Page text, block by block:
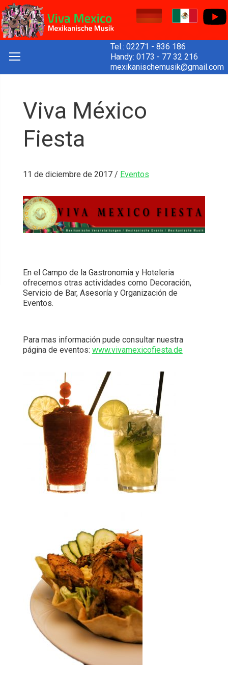
Tel.: 02271 - 836 186
Handy: 0173 - 77 32 216
mexikanischemusik@gmail.com
Viva México
Fiesta
11 de diciembre de 2017/ Eventos
En el Campo de la Gastronomia y Hoteleria
ofrecemos otras actividades como Decoración,
Servicio de Bar, Asesoría y Organización de
Eventos.
Para mas información pude consultar nuestra
página de eventos: www.vivamexicofiesta.de